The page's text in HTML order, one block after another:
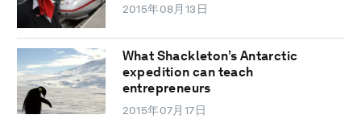
2015年08月13日
What Shackleton’s Antarctic
expedition can teach
entrepreneurs
2015年07月17日